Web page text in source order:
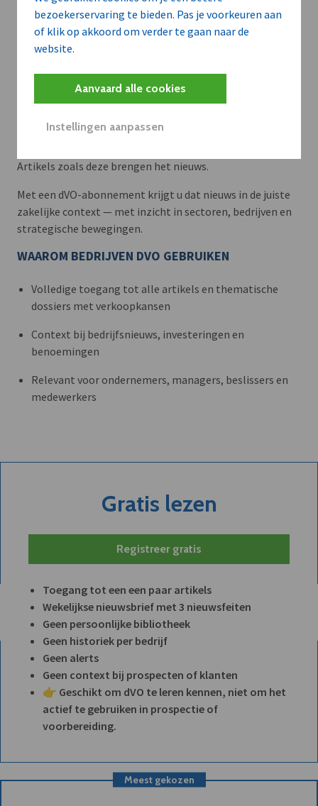
bezoekerservaring te bieden. Pas je voorkeuren aan
of klik op akkoord om verder te gaan naar de
website.
Aanvaard alle cookies
Instellingen aanpassen
Meer context. Dieper begrip.
Artikels zoals deze brengen het nieuws.
Met een dVO-abonnement krijgt u dat nieuws in de juiste
zakelijke context — met inzicht in sectoren, bedrijven en
strategische bewegingen.
WAAROM BEDRIJVEN DVO GEBRUIKEN
Volledige toegang tot alle artikels en thematische
dossiers met verkoopkansen
Context bij bedrijfsnieuws, investeringen en
benoemingen
Relevant voor ondernemers, managers, beslissers en
medewerkers
Gratis lezen
Registreer gratis
Toegang tot een een paar artikels
Wekelijkse nieuwsbrief met 3 nieuwsfeiten
Geen persoonlijke bibliotheek
Geen historiek per bedrijf
Geen alerts
Geen context bij prospecten of klanten
👉 Geschikt om dVO te leren kennen, niet om het
actief te gebruiken in prospectie of
voorbereiding.
Meest gekozen